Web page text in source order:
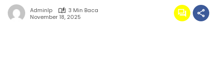
Adminlp
3 Min Baca
November 18, 2025